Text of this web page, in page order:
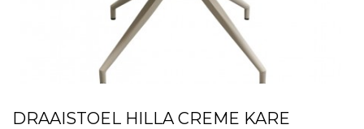
DRAAISTOEL HILLA CREME KARE